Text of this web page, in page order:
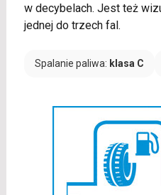
w decybelach. Jest też
jednej do trzech fal.
Spalanie paliwa: klasa C